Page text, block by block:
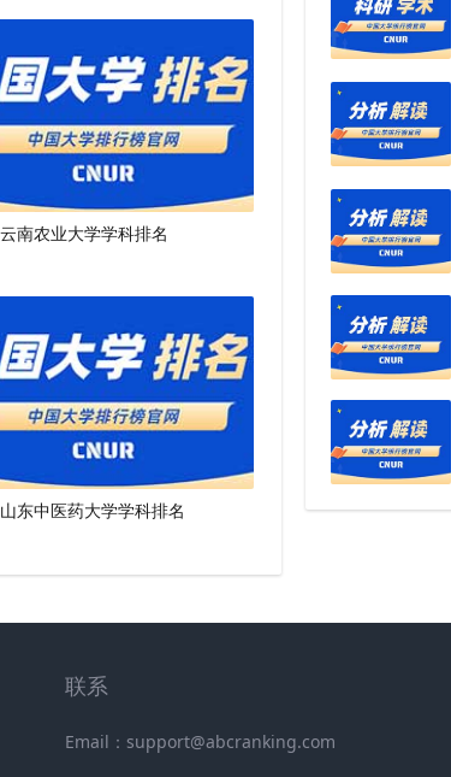
南农业大学学科排名
东中医药大学学科排名
联系
Email：support@abcranking.com